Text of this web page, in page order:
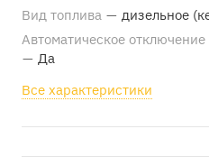
Вид топлива — дизельное
Автоматическое
— Да
Все характеристики